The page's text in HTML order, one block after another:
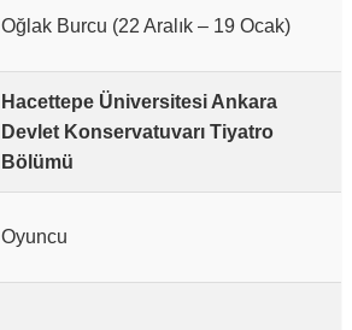
Oğlak Burcu (22 Aralık – 19 Ocak)
Hacettepe Üniversitesi Ankara
Devlet Konservatuvarı Tiyatro
Bölümü
Oyuncu